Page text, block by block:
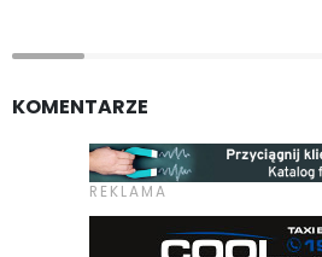
KOMENTARZE